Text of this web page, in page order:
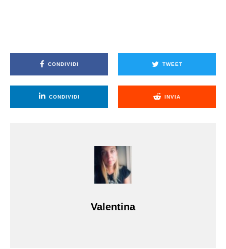
CONDIVIDI TWEET
CONDIVIDI INVIA
Valentina